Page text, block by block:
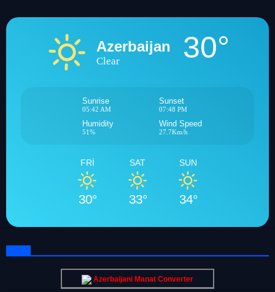
Azerbaijan
Clear 30°
Sunrise
05:42 AM
Sunset
07:48 PM
Humidity
51%
Wind Speed
27.7Km/h
FRI
30°
SAT
33°
SUN
34°
Azerbaijani Manat Converter